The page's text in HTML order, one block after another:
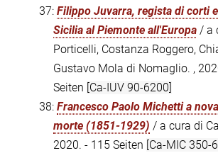
37: Filippo Juvarra, regista di corti
Sicilia al Piemonte all'Europa / a
Porticelli, Costanza Roggero,
Gustavo Mola di Nomaglio. ,
Seiten [Ca-IUV 90-6200]
38: Francesco Paolo Michetti a
morte (1851-1929) / a cura di
2020. - 115 Seiten [Ca-MIC 350-